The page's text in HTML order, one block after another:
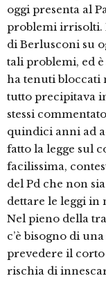
oggi presenta al
problemi irrisolti.
di Berlusconi su
tali problemi, ed
ha tenuti bloccati
tutto precipitava
stessi
quindici anni ad
fatto la legge sul
facilissima,
del Pd che non
dettare le leggi in
Nel pieno della
c’è bisogno di
prevedere il
rischia di